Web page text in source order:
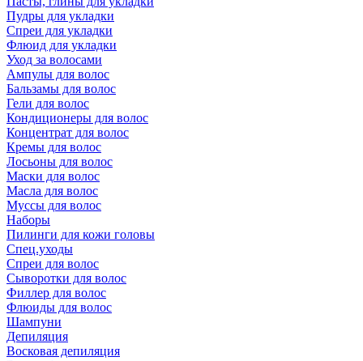
Пудры для укладки
Спреи для укладки
Флюид для укладки
Уход за волосами
Ампулы для волос
Бальзамы для волос
Гели для волос
Кондиционеры для волос
Концентрат для волос
Кремы для волос
Лосьоны для волос
Маски для волос
Масла для волос
Муссы для волос
Наборы
Пилинги для кожи головы
Спец.уходы
Спреи для волос
Сыворотки для волос
Филлер для волос
Флюиды для волос
Шампуни
Депиляция
Восковая депиляция